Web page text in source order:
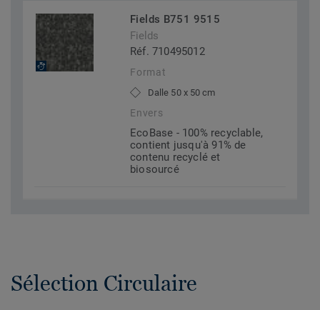
Fields B751 9515
Fields
Réf. 710495012
Format
Dalle 50 x 50 cm
Envers
EcoBase - 100% recyclable,
contient jusqu'à 91% de
contenu recyclé et
biosourcé
Sélection Circulaire